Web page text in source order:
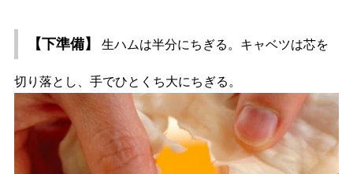
【下準備】 生ハムは半分にちぎる。キャベツは芯を
切り落とし、手でひとくち大にちぎる。